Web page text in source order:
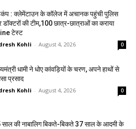
: क्लेमेंटाउन के कॉलेज में अचानक पहुंची पुलिस
की टीम,100 छात्र-छात्राओं का कराया
टेस्ट
Kohli - August 4, 2026 0
धामी ने धोए कांवड़ियों के चरण, अपने हाथों से
प्रसाद
Kohli - August 4, 2026 0
साल की नाबालिग बिकते-बिकते 37 साल के आदमी के